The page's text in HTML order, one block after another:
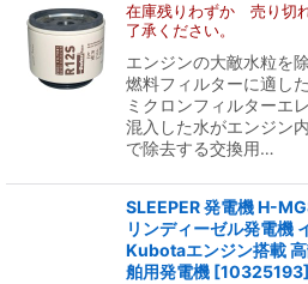
在庫残りわずか 売り切
了承ください。
エンジンの大敵水粒を
燃料フィルターに適し
ミクロンフィルターエ
混入した水がエンジン
で除去する交換用…
SLEEPER 発電機 H-
リンディーゼル発電機
Kubotaエンジン搭載
舶用発電機 [10325193]